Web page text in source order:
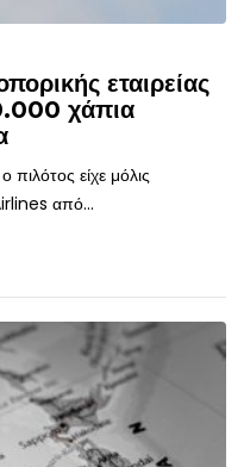
εταιρείας
χάπια
πιλότος είχε μόλις
από...